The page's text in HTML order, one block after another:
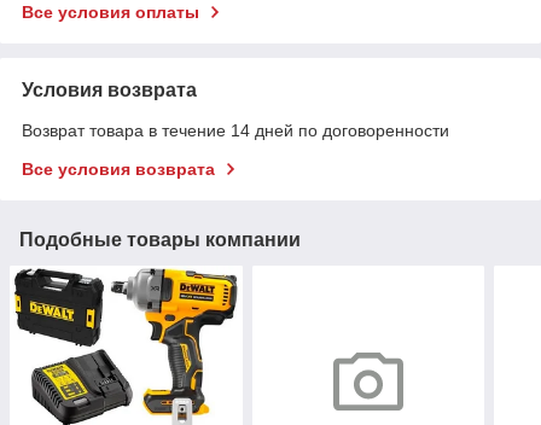
Все условия оплаты
Условия возврата
Возврат товара в течение 14 дней по договоренности
Все условия возврата
Подобные товары компании